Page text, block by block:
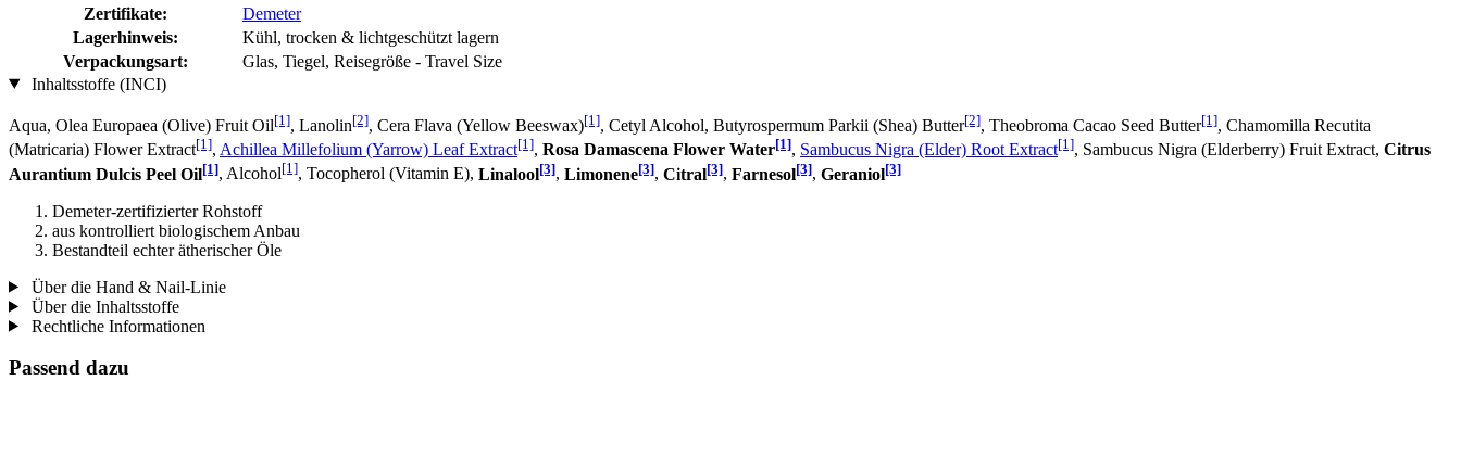
Zertifikate:
Demeter
Lagerhinweis:
Kühl, trocken & lichtgeschützt lagern
Verpackungsart:
Glas, Tiegel, Reisegröße - Travel Size
Inhaltsstoffe (INCI)
Aqua, Olea Europaea (Olive) Fruit Oil[1], Lanolin[2], Cera Flava (Yellow Beeswax)[1], Cetyl Alcohol, Butyrospermum Parkii (Shea) Butter[2], Theobroma Cacao Seed Butter[1], Chamomilla Recutita
(Matricaria) Flower Extract[1], Achillea Millefolium (Yarrow) Leaf Extract[1], Rosa Damascena Flower Water[1], Sambucus Nigra (Elder) Root Extract[1], Sambucus Nigra (Elderberry) Fruit Extract, Citrus
Aurantium Dulcis Peel Oil[1], Alcohol[1], Tocopherol (Vitamin E), Linalool[3], Limonene[3], Citral[3], Farnesol[3], Geraniol[3]
Demeter-zertifizierter Rohstoff
aus kontrolliert biologischem Anbau
Bestandteil echter ätherischer Öle
Über die Hand & Nail-Linie
Über die Inhaltsstoffe
Rechtliche Informationen
Passend dazu